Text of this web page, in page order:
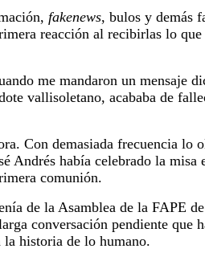
fakenews, bulos y demás
reacción al recibirlas lo que
me mandaron un mensaje
vallisoletano, acababa de
Con demasiada frecuencia lo
Andrés había celebrado la misa
comunión.
de la Asamblea de la FAPE
conversación pendiente que
la historia de lo humano.